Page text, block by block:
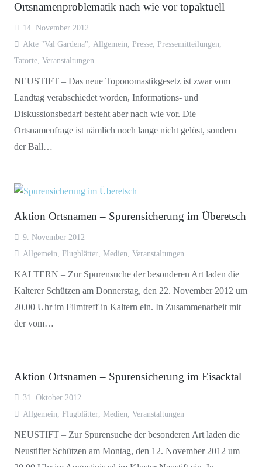
Ortsnamenproblematik nach wie vor topaktuell
14. November 2012
Akte "Val Gardena"
Allgemein Presse, Pressemitteilungen
Tatorte Veranstaltungen
NEUSTIFT – Das neue Toponomastikgesetz ist zwar vom
Landtag verabschiedet worden, Informations- und
Diskussionsbedarf besteht aber nach wie vor. Die
Ortsnamenfrage ist nämlich noch lange nicht gelöst, sondern
der Ball…
Aktion Ortsnamen – Spurensicherung im Überetsch
9. November 2012
Allgemein
Flugblätter, Medien Veranstaltungen
KALTERN – Zur Spurensuche der besonderen Art laden die
Kalterer Schützen am Donnerstag, den 22. November 2012 um
20.00 Uhr im Filmtreff in Kaltern ein. In Zusammenarbeit mit
der vom…
Aktion Ortsnamen – Spurensicherung im Eisacktal
31. Oktober 2012
Allgemein
Flugblätter, Medien Veranstaltungen
NEUSTIFT – Zur Spurensuche der besonderen Art laden die
Neustifter Schützen am Montag, den 12. November 2012 um